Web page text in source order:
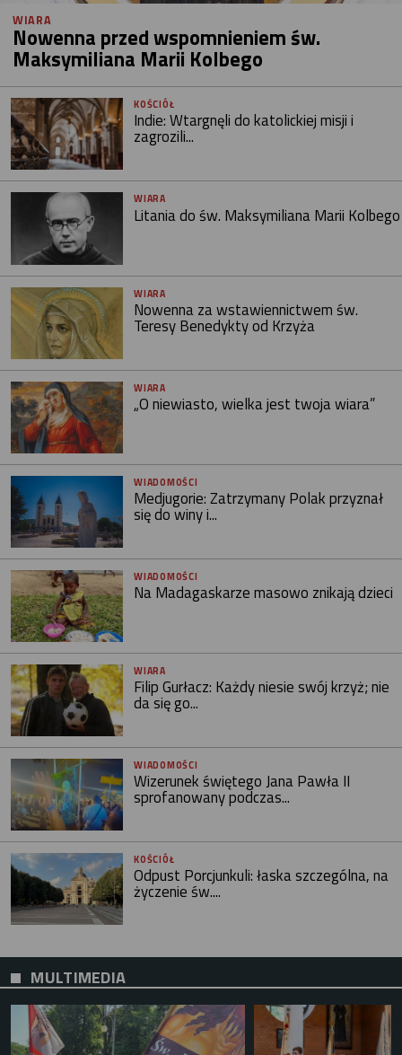
WIARA
Nowenna przed wspomnieniem św.
Maksymiliana Marii Kolbego
KOŚCIÓŁ
Indie: Wtargnęli do katolickiej misji i
zagrozili...
WIARA
Litania do św. Maksymiliana Marii Kolbego
WIARA
Nowenna za wstawiennictwem św.
Teresy Benedykty od Krzyża
WIARA
„O niewiasto, wielka jest twoja wiara”
WIADOMOŚCI
Medjugorie: Zatrzymany Polak przyznał
się do winy i...
WIADOMOŚCI
Na Madagaskarze masowo znikają dzieci
WIARA
Filip Gurłacz: Każdy niesie swój krzyż; nie
da się go...
WIADOMOŚCI
Wizerunek świętego Jana Pawła II
sprofanowany podczas...
KOŚCIÓŁ
Odpust Porcjunkuli: łaska szczególna, na
życzenie św....
MULTIMEDIA